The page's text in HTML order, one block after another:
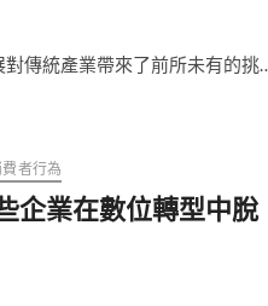
傳統產業帶來了前所未有的挑
者行為
企業在數位轉型中脫